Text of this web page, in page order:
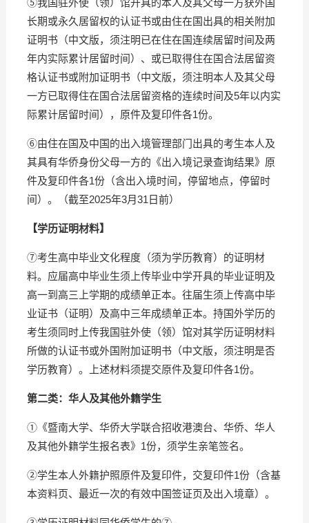
⑤我国驻外使（领）馆开具的本人及其父母一方获外国
长期或永久居留权的认证书或由住在国出具的相关附加
证明书（中文版，须注明已在住在国连续居留时间及两
年内实际累计居留时间）、或已取得住在国合法居留资
格认证书或附加证明书（中文版，须注明本人及其父母
一方已取得住在国合法居留资格的连续时间及5年以内实
际累计居留时间），原件及复印件各1份。
⑥由住在国及中国的出入境管理部门出具的考生本人及
其具有华侨身份父母一方的《出入境记录查询结果》原
件及复印件各1份（含出入境时间，停留地点，停留时
间）。（截至2025年3月31日前）
【学历证明材料】
⑦考生高中毕业文化程度（须为学历教育）的证明材
料。应届高中毕业生须上传毕业中学开具的毕业证明及
高一到高三上学期的成绩单正本。往届生须上传高中毕
业证书（证明）及高中三年成绩单正本。持国外学历的
考生须同时上传我国驻外使（领）馆对其学历证明材料
所做的认证书或外国附加证明书（中文版，须注明是否
学历教育）。上述材料须提交原件及复印件各1份。
第二类：华人及其他外籍学生
①《暨南大学、华侨大学联合招收港澳台、华侨、华人
及其他外籍学生报名表》1份，须学生亲笔签名。
②学生本人外籍护照原件及复印件，交复印件1份（含基
本资料页、最近一次的有效中国签证页及出入境章）。